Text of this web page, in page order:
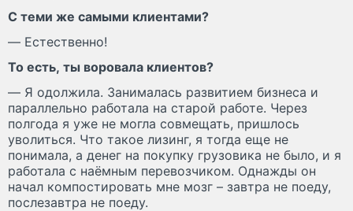
С теми же самыми клиентами?
— Естественно!
То есть, ты воровала клиентов?
— Я одолжила. Занималась развитием бизнеса и
параллельно работала на старой работе. Через
полгода я уже не могла совмещать, пришлось
уволиться. Что такое лизинг, я тогда еще не
понимала, а денег на покупку грузовика не было, и я
работала с наёмным перевозчиком. Однажды он
начал компостировать мне мозг – завтра не поеду,
послезавтра не поеду.